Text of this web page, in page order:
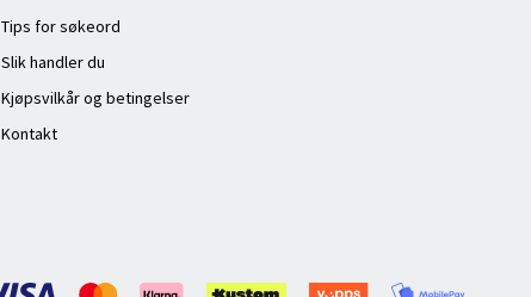
Tips for søkeord
Slik handler du
Kjøpsvilkår og betingelser
Kontakt